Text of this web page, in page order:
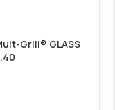
Grill® GLASS